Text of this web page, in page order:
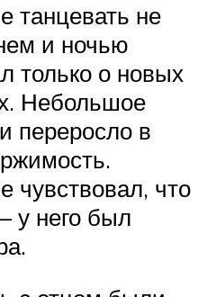
танцевать не
и ночью
только о новых
Небольшое
переросло в
чувствовал, что
у него был